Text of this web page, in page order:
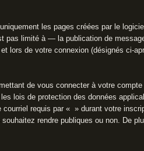
les pages créées par le logiciel
pas limité à — la publication de
lors de votre connexion (désignés ci-
de vous connecter à votre compte
lois de protection des données
courriel requis par « » durant votre
rendre publiques ou non. De